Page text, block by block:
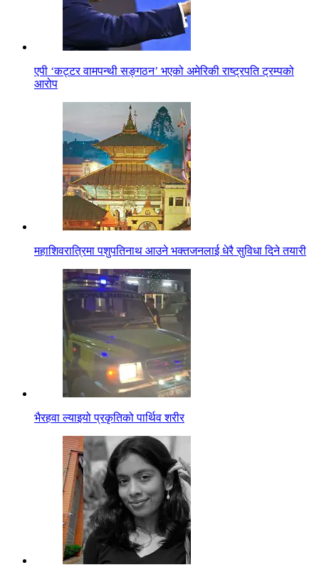
एपी ‘कट्टर वामपन्थी सङ्गठन’ भएको अमेरिकी राष्ट्रपति ट्रम्पको
आरोप
महाशिवरात्रिमा पशुपतिनाथ आउने भक्तजनलाई धेरै सुविधा दिने तयारी
भैरहवा ल्याइयो प्रकृतिको पार्थिव शरीर